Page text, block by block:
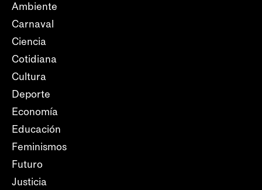
Ambiente
Carnaval
Ciencia
Cotidiana
Cultura
Deporte
Economía
Educación
Feminismos
Futuro
Justicia